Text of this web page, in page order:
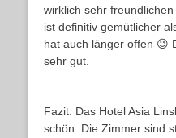
wirklich sehr
ist definitiv gemütlicher
hat auch länger offen 😉
sehr gut.
Fazit: Das Hotel Asia
schön. Die Zimmer sind